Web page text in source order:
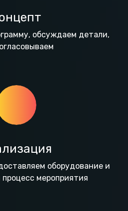
обсуждаем детали,
оборудование и
мероприятия